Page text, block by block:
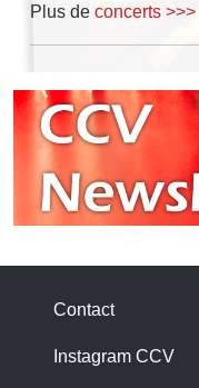
Plus de concerts >>>
Contact
Instagram CCV